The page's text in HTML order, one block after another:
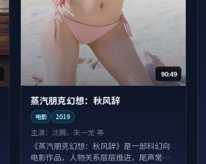
90:49
蒸汽朋克幻想：秋风辞
电影 2019
主演： 沈腾、朱一龙 等
《蒸汽朋克幻想：秋风辞》是一部科幻向
电影作品，人物关系层层推进，尾声常有